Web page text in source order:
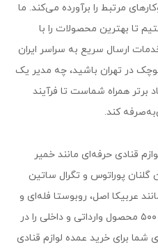
مرتبط را برآورده می‌کند. ما
تا بهترین محصولات را با
ارسال سریع به سراسر ایران
در تهران باشید، چه مدیر یک
برتر همراه شماست تا فرآیند
کند.
قنادی حرفه‌ای مانند خمیر
گلنان پوراتوس و تگرال ساتین
عربیکا اصل، روبوستا فله‌ای و
ترک فول مدیوم. ما بیش از ۵۰۰ محصول وارداتی و داخلی را در
شما برای خرید عمده لوازم قنادی